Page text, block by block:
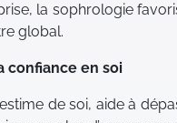
la sophrologie
global.
confiance en soi
de soi, aide à